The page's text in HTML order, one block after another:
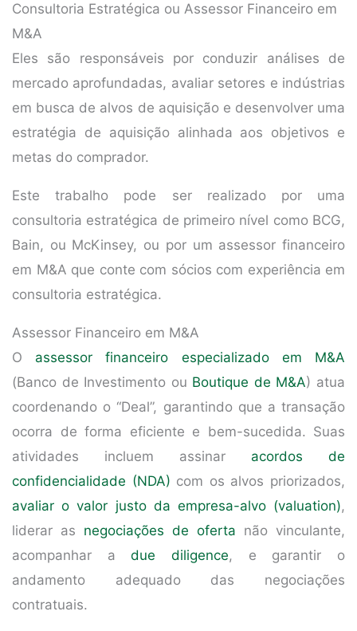
Consultoria Estratégica ou Assessor Financeiro em
M&A
Eles são responsáveis por conduzir análises de
mercado aprofundadas, avaliar setores e indústrias
em busca de alvos de aquisição e desenvolver uma
estratégia de aquisição alinhada aos objetivos e
metas do comprador.
Este trabalho pode ser realizado por uma
consultoria estratégica de primeiro nível como BCG,
Bain, ou McKinsey, ou por um assessor financeiro
em M&A que conte com sócios com experiência em
consultoria estratégica.
Assessor Financeiro em M&A
O assessor financeiro especializado em M&A
(Banco de Investimento ou Boutique de M&A) atua
coordenando o “Deal”, garantindo que a transação
ocorra de forma eficiente e bem-sucedida. Suas
atividades incluem assinar acordos de
confidencialidade (NDA) com os alvos priorizados,
avaliar o valor justo da empresa-alvo (valuation),
liderar as negociações de oferta não vinculante,
acompanhar adue diligence, e garantir o
andamento adequado das negociações
contratuais.